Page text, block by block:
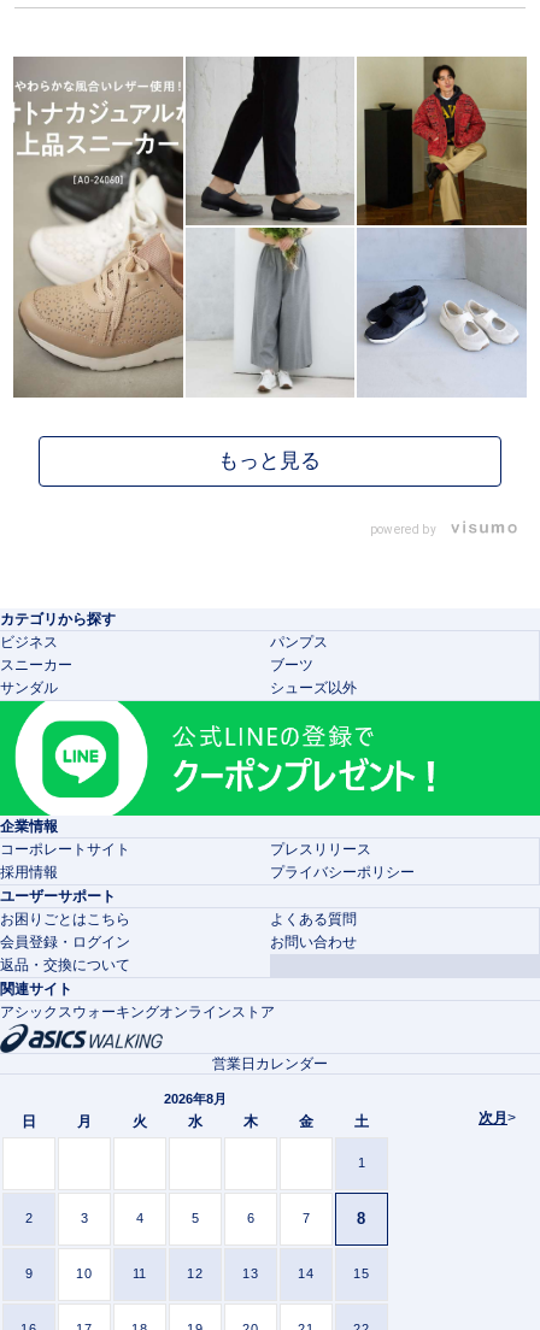
powered by
カテゴリから探す
ビジネス
パンプス
スニーカー
ブーツ
サンダル
シューズ以外
企業情報
コーポレートサイト
プレスリリース
採用情報
プライバシーポリシー
ユーザーサポート
お困りごとはこちら
よくある質問
会員登録・ログイン
お問い合わせ
返品・交換について
関連サイト
アシックスウォーキングオンラインストア
次月 >
営業日カレンダー
2026年8月
日 月 火 水 木 金 土
1
2 3 4 5 6 7 8
9 10 11 12 13 14 15